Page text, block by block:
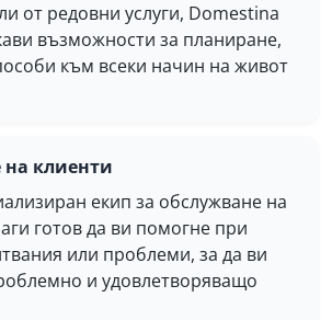
от редовни услуги, Domestina
възможности за планиране,
към всеки начин на живот
клиенти
екип за обслужване на
готов да ви помогне при
или проблеми, за да ви
и удовлетворяващо